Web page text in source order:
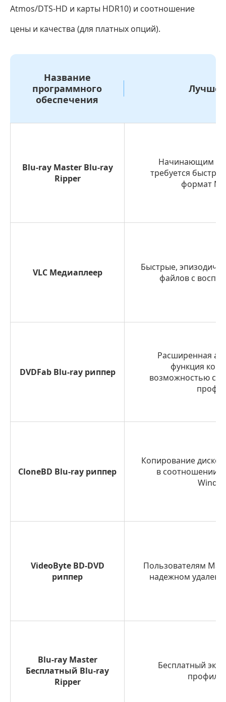
Atmos/DTS-HD и карты HDR10) и соотношение
цены и качества (для платных опций).
Название
программного
обеспечения
Blu-ray Master Blu-ray
Ripper
Начинающим
требуется
формат
VLC Медиаплеер
Быстрые,
файлов с
DVDFab Blu-ray риппер
Расширенная
функция
возможностью
CloneBD Blu-ray риппер
Копирование
в соотношении
VideoByte BD-DVD
риппер
Пользователям
надежном
Blu-ray Master
Бесплатный Blu-ray
Ripper
Бесплатный
профиля